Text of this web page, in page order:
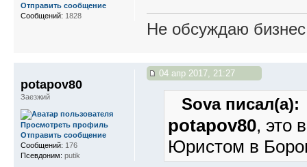
Не обсуждаю
Отправить сообщение
Сообщений: 1828
04 апр 2017, 21:27
Sova писал(а):
potapov80, это
Юристом в
potapov80
Заезжий
Просмотреть профиль
Отправить сообщение
Сообщений: 176
Псевдоним: putik